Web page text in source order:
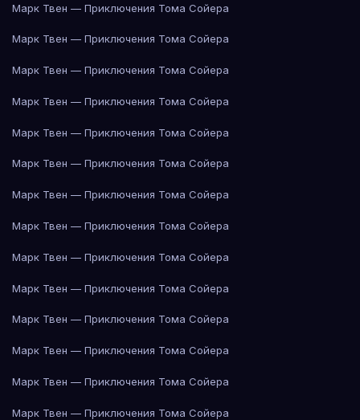
Марк Твен — Приключения Тома Сойера
Марк Твен — Приключения Тома Сойера
Марк Твен — Приключения Тома Сойера
Марк Твен — Приключения Тома Сойера
Марк Твен — Приключения Тома Сойера
Марк Твен — Приключения Тома Сойера
Марк Твен — Приключения Тома Сойера
Марк Твен — Приключения Тома Сойера
Марк Твен — Приключения Тома Сойера
Марк Твен — Приключения Тома Сойера
Марк Твен — Приключения Тома Сойера
Марк Твен — Приключения Тома Сойера
Марк Твен — Приключения Тома Сойера
Марк Твен — Приключения Тома Сойера